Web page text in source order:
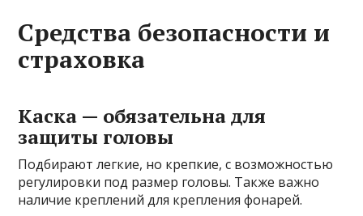
Средства безопасности и
страховка
Каска — обязательна для
защиты головы
Подбирают легкие, но крепкие, с возможностью
регулировки под размер головы. Также важно
наличие креплений для крепления фонарей.